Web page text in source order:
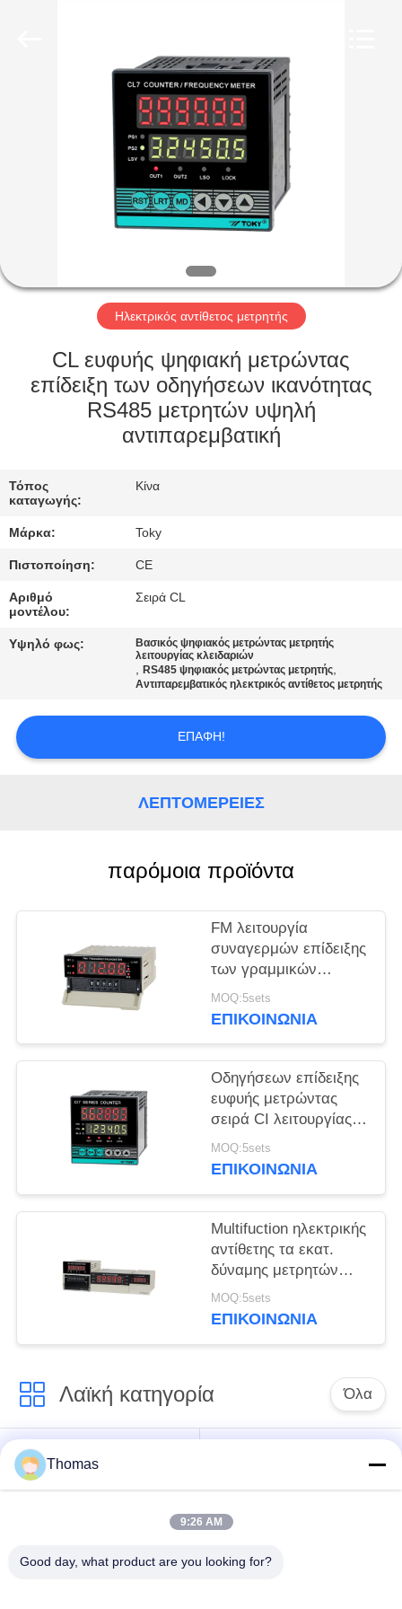
ΠΡΟΪΌΝΤΑ
ΕΜΦΆΝΙΣΗ
VR
ΠΕΡΊΠΟΥ
ΕΜΕΊΣ
ΠΟΙΟΤΙΚΌΣ
ΈΛΕΓΧΟΣ
ΜΑΣ
ΕΛΆΤΕ
ΜΕ
PRIVACY
POLICY
Ηλεκτρικός αντίθετος μετρητής
CL ευφυής ψηφιακή μετρώντας
επίδειξη των οδηγήσεων ικανότητας
RS485 μετρητών υψηλή
αντιπαρεμβατική
Τόπος
καταγωγής:
Κίνα
Μάρκα: Toky
Πιστοποίηση: CE
Αριθμό
μοντέλου:
Σειρά CL
Υψηλό φως:
Βασικός ψηφιακός μετρώντας μετρητής
λειτουργίας κλειδαριών
,RS485 ψηφιακός μετρώντας μετρητής,
Αντιπαρεμβατικός ηλεκτρικός αντίθετος μετρητής
ΕΠΑΦΉ!
ΛΕΠΤΟΜΈΡΕΙΕΣ
παρόμοια προϊόντα
FM λειτουργία
συναγερμών επίδειξης
των γραμμικών
ταχύτητας ταχυμέτρων
συχνότητας υψηλών
MOQ:5sets
ΕΠΙΚΟΙΝΩΝΊΑ
Οδηγήσεων επίδειξης
ευφυής μετρώντας
σειρά CI λειτουργίας
κλειδαριών μετρητών
RS485 βασική
MOQ:5sets
ΕΠΙΚΟΙΝΩΝΊΑ
Multifuction ηλεκτρικής
αντίθετης τα εκατ.
δύναμης μετρητών
αποτυγχάνουν το
κανάλι εισαγωγής
MOQ:5sets
ΕΠΙΚΟΙΝΩΝΊΑ
Λαϊκή κατηγορία Όλα
ksd301 θερμοστάτης
αναστοιχειοθέτησης
θερμοστάτης
ksd301 θερμικός
Thomas
9:26 AM
Good day, what product are you looking for?